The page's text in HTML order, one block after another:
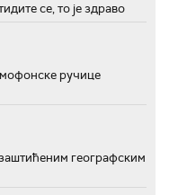
се, то је здраво
ручице
географским